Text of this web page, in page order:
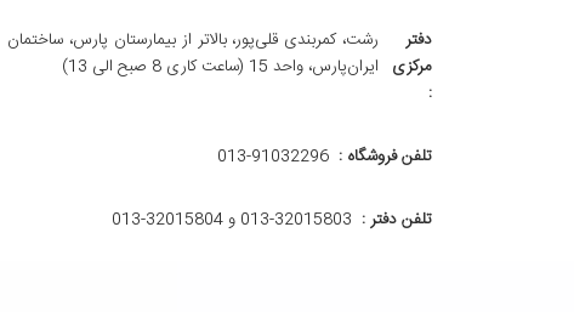
دفتر
مرکزی
:
رشت، کمربندی قلی‌پور، بالاتر از بیمارستان پارس، ساختمان
ایران‌پارس، واحد 15 (ساعت کاری 8 صبح الی 13)
تلفن فروشگاه : 013-91032296
تلفن دفتر : 013-32015803 و 32015804-013